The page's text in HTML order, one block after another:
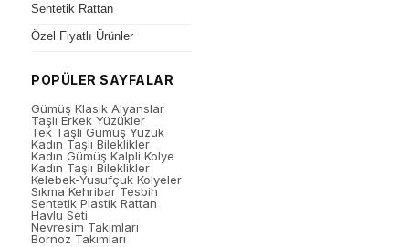
Sentetik Rattan
Özel Fiyatlı Ürünler
POPÜLER SAYFALAR
Gümüş Klasik Alyanslar
Taşlı Erkek Yüzükler
Tek Taşlı Gümüş Yüzük
Kadın Taşlı Bileklikler
Kadın Gümüş Kalpli Kolye
Kadın Taşlı Bileklikler
Kelebek-Yusufçuk Kolyeler
Sıkma Kehribar Tesbih
Sentetik Plastik Rattan
Havlu Seti
Nevresim Takımları
Bornoz Takımları